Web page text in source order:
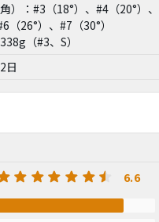
）：#3（18°）、#4（20°）、
（26°）、#7（30°）
（#3、S）
日
6.6